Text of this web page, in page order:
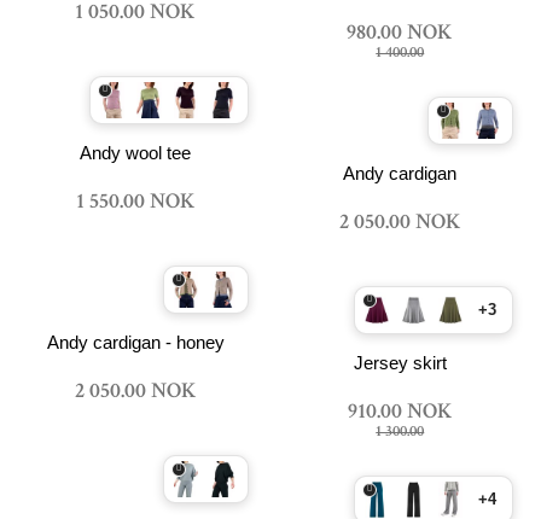
1 050.00 NOK
980.00 NOK
1 400.00
Andy wool tee
1 550.00 NOK
Andy cardigan
2 050.00 NOK
Andy cardigan - honey
2 050.00 NOK
+3
Jersey skirt
910.00 NOK
1 300.00
+4